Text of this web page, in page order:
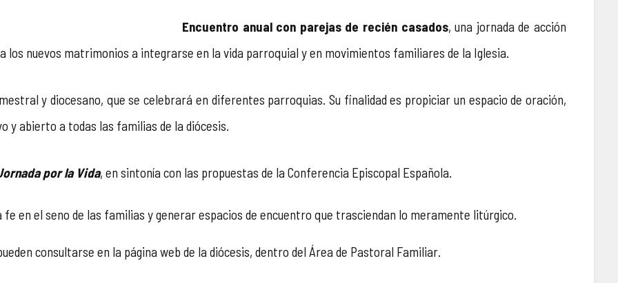
Encuentro anual con parejas de recién casados, una jornada de acción
los nuevos matrimonios a integrarse en la vida parroquial y en movimientos familiares de la Iglesia.
y diocesano, que se celebrará en diferentes parroquias. Su finalidad es propiciar un espacio de oración,
y abierto a todas las familias de la diócesis.
por la Vida, en sintonía con las propuestas de la Conferencia Episcopal Española.
en el seno de las familias y generar espacios de encuentro que trasciendan lo meramente litúrgico.
consultarse en la página web de la diócesis, dentro del Área de Pastoral Familiar.